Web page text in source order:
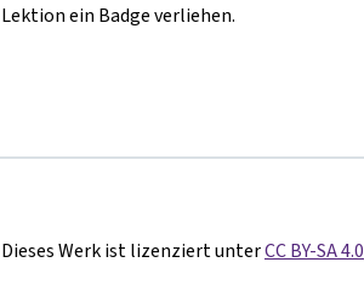
Lektion ein Badge verliehen.
Dieses Werk ist lizenziert unterCC BY-SA 4.0